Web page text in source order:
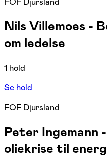
Nils Villemoes -
om ledelse
1 hold
Se hold
FOF Djursland
Peter Ingemann
oliekrise til